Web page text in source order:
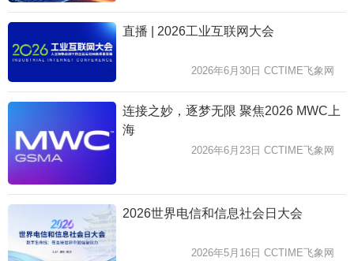
直播 | 2026工业互联网大会
2026年6月30日 CCTIME飞象网
连接之妙，逐梦无限 聚焦2026 MWC上
海
2026年6月23日 CCTIME飞象网
2026世界电信和信息社会日大会
2026年5月16日 CCTIME飞象网